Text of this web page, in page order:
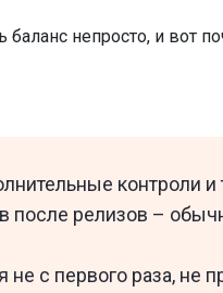
непросто, и вот
контроли и
после релизов –
не с первого раза, не